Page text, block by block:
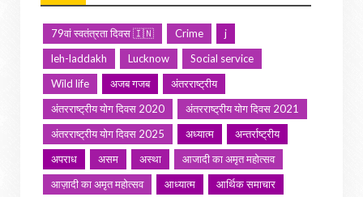
79वां स्वतंत्रता दिवस 🇮🇳 Crime
j
leh-laddakh
Lucknow
Social service
Wild life
अजब गजब
अंतरराष्ट्रीय
अंतरराष्ट्रीय योग दिवस 2020
अंतरराष्ट्रीय योग दिवस 2021
अंतरराष्ट्रीय योग दिवस 2025
अध्यात्म
अन्तर्राष्ट्रीय
अपराध
असम अस्था
आजादी का अमृत महोत्सव
आज़ादी का अमृत महोत्सव
आध्यात्म
आर्थिक समाचार